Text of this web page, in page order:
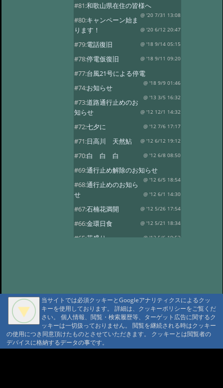
#81:和歌山県在住の皆様へ
@ '20 7/31 13:08
#80:キャンペーン始ま
ります！
@ '20 6/12 20:47
#79:電話復旧 @ '18 9/14 05:15
#78:停電仮復旧 @ '18 9/11 09:20
#77:台風21号による停電
@ '18 9/9 01:46
#74:お知らせ
@ '13 3/5 16:32
#73:道路通行止めのお
知らせ
@ '12 12/1 14:32
#72:七夕に @ '12 7/6 17:17
#71:日高川 天然鮎 @ '12 6/12 19:12
#70:白 白 白 @ '12 6/8 08:50
#69:通行止め解除のお知らせ
@ '12 6/5 18:54
#68:通行止めのお知ら
せ
@ '12 6/1 14:30
#67:石楠花満開 @ '12 5/26 17:54
#66:金環日食 @ '12 5/21 18:34
#65:花盛り @ '12 5/6 19:52
#61:龍神温泉の観燈祭 @ '12 3/27 19:46
#60:春一番？ @ '12 3/24 18:38
#59:寒の戻り @ '12 3/13 18:41
#58:春を探して… @ '12 3/3 15:24
当サイトでは必須クッキーとGoogleアナリティクスによるクッ
キーを使用しております。 詳細は、クッキーポリシーをご覧くだ
さい。 個人情報、閲覧・検索履歴等、ターゲット広告に関するク
ッキーは一切扱っておりません。 閲覧を継続される時はクッキー
の使用につき同意頂けたものとさせていただきます。 クッキーとは閲覧者の
デバイスに格納するデータの事です。